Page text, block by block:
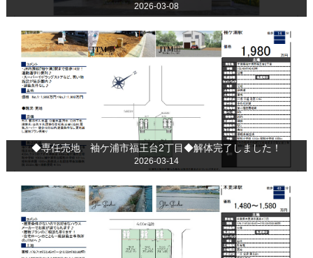
2026-03-08
◆専任売地 袖ケ浦市福王台2丁目◆解体完了しました！
2026-03-14